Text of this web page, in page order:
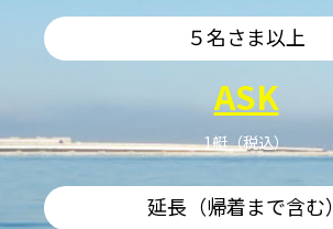
５名さま以上
ASK
1艇（税込）
延長（帰着まで含む）